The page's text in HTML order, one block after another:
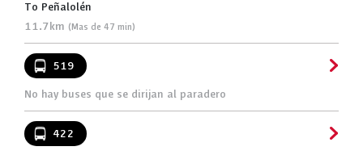
To Peñalolén
11.7km (Mas de 47 min)
519
No hay buses que se dirijan al paradero
422